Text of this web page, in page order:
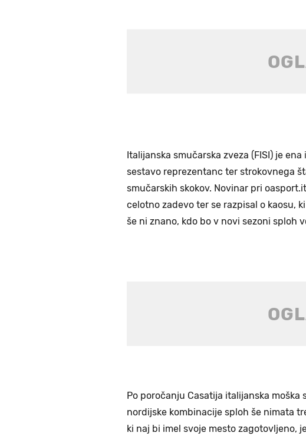
Italijanska smučarska zveza (FISI) je
sestavo reprezentanc ter strokovnega
smučarskih skokov. Novinar pri oasport.it
celotno zadevo ter se razpisal o kaosu,
še ni znano, kdo bo v novi sezoni sploh
Po poročanju Casatija italijanska
nordijske kombinacije sploh še nimata
ki naj bi imel svoje mesto zagotovljeno,